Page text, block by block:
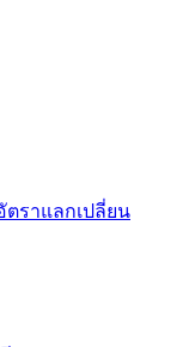
ตราแลกเปลี่ยน